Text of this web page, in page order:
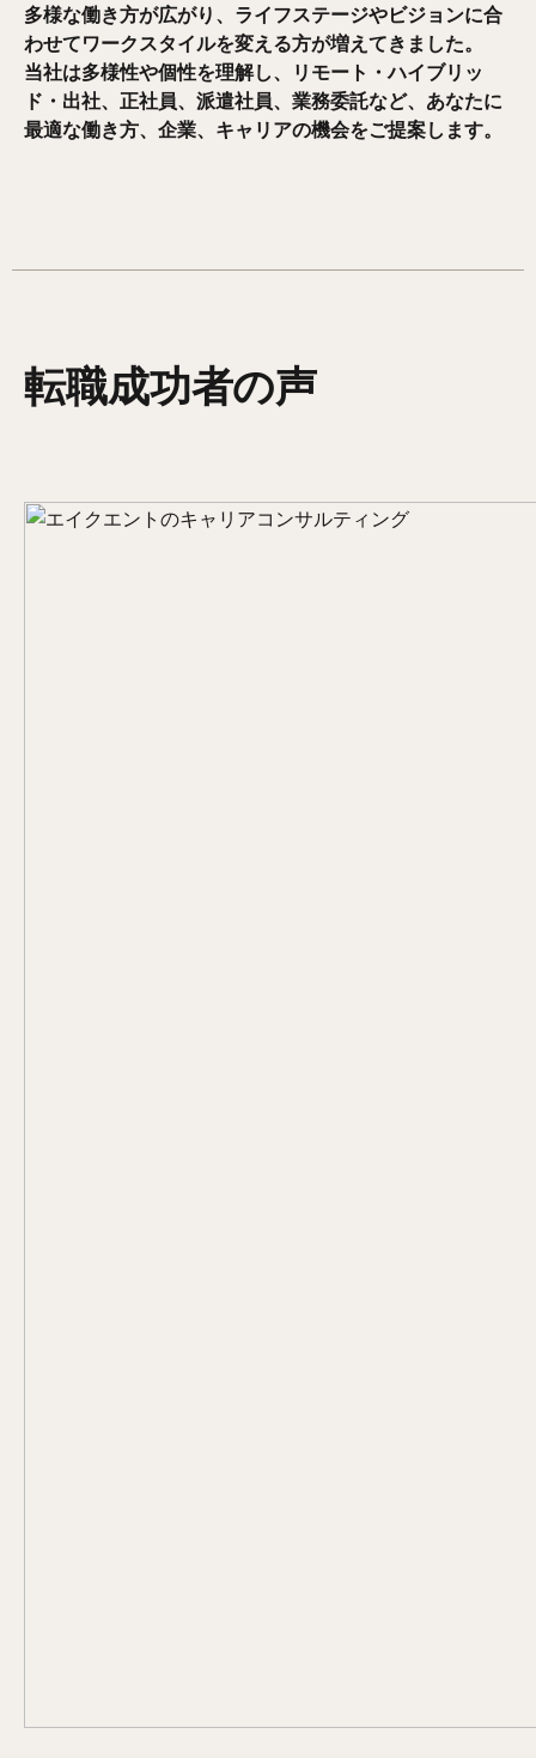
多様な働き方が広がり、ライフステージやビジョンに合
わせてワークスタイルを変える方が増えてきました。
当社は多様性や個性を理解し、リモート・ハイブリッ
ド・出社、正社員、派遣社員、業務委託など、あなたに
最適な働き方、企業、キャリアの機会をご提案します。
転職成功者の声